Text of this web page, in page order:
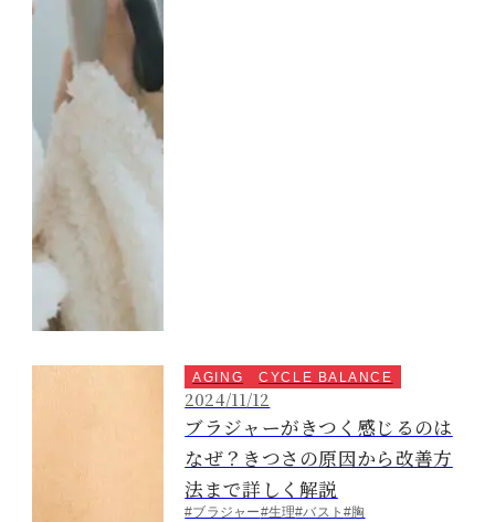
AGING CYCLE BALANCE
2024/11/12
ブラジャーがきつく感じるのは
なぜ？きつさの原因から改善方
法まで詳しく解説
#ブラジャー#生理#バスト#胸